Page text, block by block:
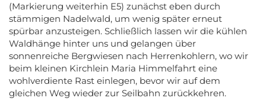
(Markierung weiterhin E5) zunächst eben durch
stämmigen Nadelwald, um wenig später erneut
spürbar anzusteigen. Schließlich lassen wir die kühlen
Waldhänge hinter uns und gelangen über
sonnenreiche Bergwiesen nach Herrenkohlern, wo wir
beim kleinen Kirchlein Maria Himmelfahrt eine
wohlverdiente Rast einlegen, bevor wir auf dem
gleichen Weg wieder zur Seilbahn zurückkehren.